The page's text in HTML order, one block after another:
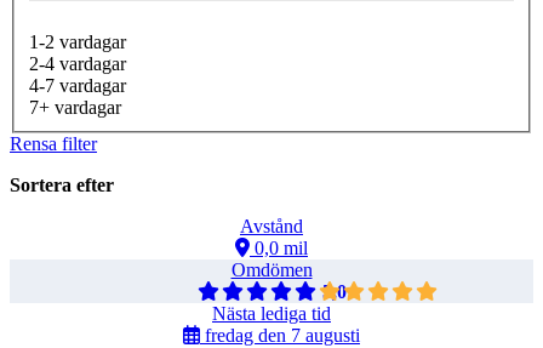
1-2 vardagar
2-4 vardagar
4-7 vardagar
7+ vardagar
Rensa filter
Sortera efter
Avstånd
0,0 mil
Omdömen
5,0
Nästa lediga tid
fredag den 7 augusti